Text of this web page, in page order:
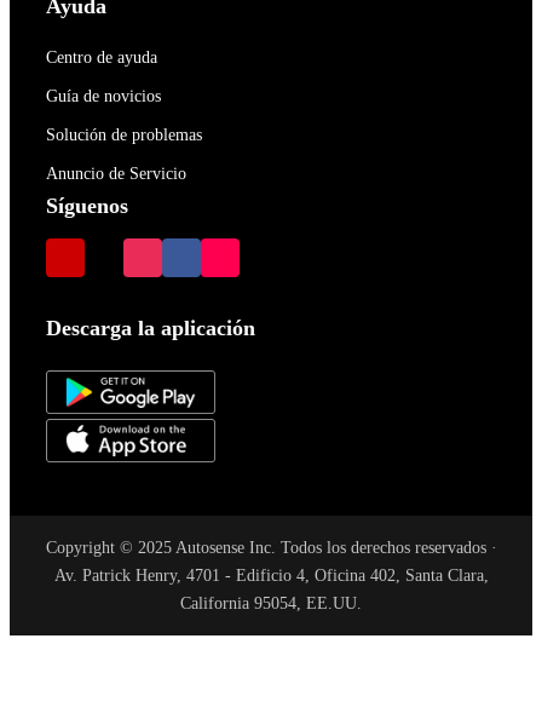
Ayuda
Centro de ayuda
Guía de novicios
Solución de problemas
Anuncio de Servicio
Síguenos
Descarga la aplicación
Copyright © 2025 Autosense Inc. Todos los derechos reservados ·
Av. Patrick Henry, 4701 - Edificio 4, Oficina 402, Santa Clara,
California 95054, EE.UU.